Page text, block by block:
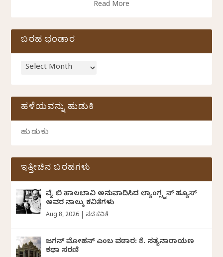
Read More
ಬರಹ ಭಂಡಾರ
ಹಳೆಯವನ್ನು ಹುಡುಕಿ
ಇತ್ತೀಚಿನ ಬರಹಗಳು
ವೈ ಬಿ ಹಾಲಬಾವಿ ಅನುವಾದಿಸಿದ ಲ್ಯಾಂಗ್ಸ್ಟನ್ ಹ್ಯೂಸ್
ಅವರ ನಾಲ್ಕು ಕವಿತೆಗಳು
Aug 8, 2026 ದಿನದ ಕವಿತೆ
ಜಗನ್‌ ಮೋಹನ್‌ ಎಂಬ ವಠಾರ: ಕೆ. ಸತ್ಯನಾರಾಯಣ
ಕಥಾ ಸರಣಿ